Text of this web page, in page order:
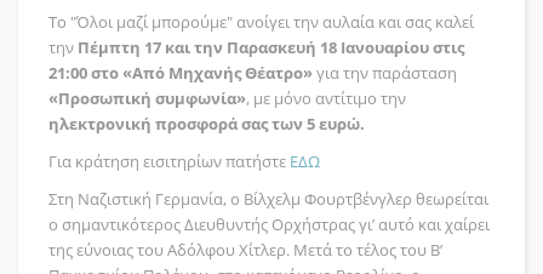
Το "Όλοι μαζί μπορούμε" ανοίγει την αυλαία και σας καλεί
την Πέμπτη 17 και την Παρασκευή 18 Ιανουαρίου στις
21:00 στο «Από Μηχανής Θέατρο» για την παράσταση
«Προσωπική συμφωνία», με μόνο αντίτιμο την
ηλεκτρονική προσφορά σας των 5 ευρώ.
Για κράτηση εισιτηρίων πατήστε ΕΔΩ
Στη Ναζιστική Γερμανία, ο Βίλχελμ Φουρτβένγλερ θεωρείται
ο σημαντικότερος Διευθυντής Ορχήστρας γι’ αυτό και χαίρει
της εύνοιας του Αδόλφου Χίτλερ. Μετά το τέλος του Β’